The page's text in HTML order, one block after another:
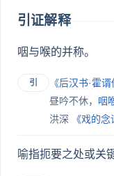
引证解释
咽与喉的并称。
引 《后汉书·霍谞
昼吟不休， 咽
洪深
《戏的
喻指扼要之处或关